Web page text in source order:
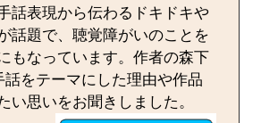
話表現から伝わるドキドキや
話題で、聴覚障がいのことを
もなっています。作者の森下
話をテーマにした理由や作品
い思いをお聞きしました。